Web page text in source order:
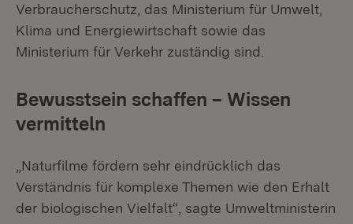
Verbraucherschutz, das Ministerium für Umwelt,
Klima und Energiewirtschaft sowie das
Ministerium für Verkehr zuständig sind.
Bewusstsein schaffen – Wissen
vermitteln
„Naturfilme fördern sehr eindrücklich das
Verständnis für komplexe Themen wie den Erhalt
der biologischen Vielfalt“, sagte Umweltministerin